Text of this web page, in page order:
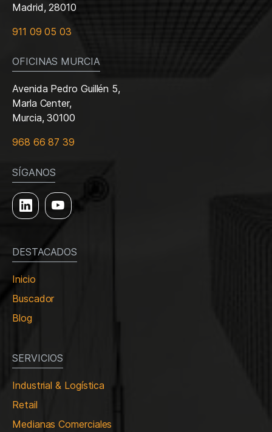
Madrid, 28010
911 09 05 03
OFICINAS MURCIA
Avenida Pedro Guillén 5,
Marla Center,
Murcia, 30100
968 66 87 39
SÍGANOS
DESTACADOS
Inicio
Buscador
Blog
SERVICIOS
Industrial & Logística
Retail
Medianas Comerciales